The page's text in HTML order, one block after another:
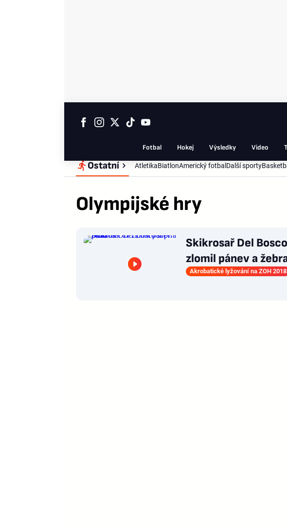
Fotbal Hokej Výsledky Video
Ostatní AtletikaBiatlonAmerický fotbal Další sporty
Olympijské hry
Skikrosař Del
zlomil pánev a
Akrobatické lyžování na ZOH 2018